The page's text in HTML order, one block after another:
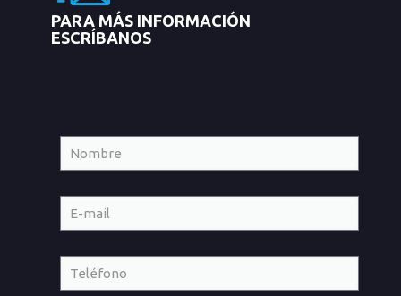
PARA MÁS INFORMACIÓN
ESCRÍBANOS